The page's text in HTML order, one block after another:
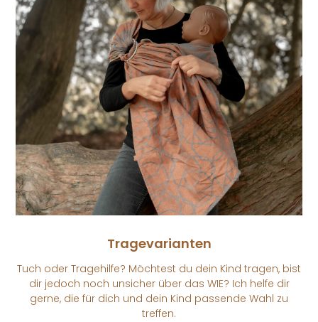
Tragevarianten
Tuch oder Tragehilfe? Möchtest du dein Kind tragen, bist
dir jedoch noch unsicher über das WIE? Ich helfe dir
gerne, die für dich und dein Kind passende Wahl zu
treffen.​